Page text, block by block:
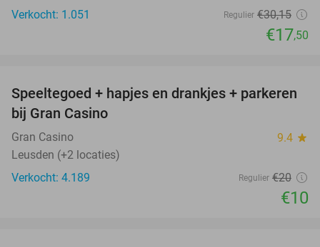
Verkocht: 1.051
Regulier €30,15
€17,50
50%
Speeltegoed + hapjes en drankjes + parkeren
bij Gran Casino
Gran Casino 9.4 star
Leusden (+2 locaties)
Verkocht: 4.189
Regulier €20
€10